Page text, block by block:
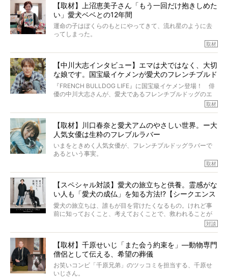
ところが、フレンチブルドッグの桃太郎は9歳で脳腫瘍を発
症し、なんと4年7ヶ月間も生き抜いたのです。旅立ったと
きの年齢は13歳と11ヶ月、レジェンド級のレジェンドでし
た。さらには、治療後3年間は一度も発作が起きなかったと
いいます。
この事実はフレンチブルドッグだけでなく、脳腫瘍と闘う
多くの犬たちに勇気と希望を与えるに違いありません。桃
太郎のオーナーである佐藤さんご夫婦に、治療の選択やケ
アについて詳しくお話しをうかがいました。
【取材】上沼恵美子さん「もう一回だけ抱きしめた
い」愛犬ベベとの12年間
運命の子はぼくらのもとにやってきて、流れ星のように去
ってしまった。
けれども、ぼくらはそのことについて考えたいし、泣き出
り添いたいと思う。
その悲しみをいますぐ解消することはできないが、話をき
いて、泣いたり笑ったりするのもいいだろう。
こんな子だった、こんなにいい子だった、ほんとうに愛し
ていたと。
ぼくらは上沼恵美子さんのご自宅へ伺って、お話をきこう
と思った。
取材
【中川大志インタビュー】エマは犬ではなく、大切
な娘です。国宝級イケメンが愛犬のフレンチブルド
ッグと一緒に登場
『FRENCH BULLDOG LIFE』に国宝級イケメン登場！ 俳
優の中川大志さんが、愛犬であるフレンチブルドッグのエ
マちゃん（2歳の女の子）にメロメロとの情報を聞きつけ、
中川さんを直撃。そのフレブル愛をたっぷり語っていただ
カエピソードが次から次へと飛び出しました。
取材
【取材】川口春奈と愛犬アムのやさしい世界。ー大
人気女優は生粋のフレブルラバー
いまをときめく人気女優が、フレンチブルドッグラバーで
あるという事実。
とりを目の当たりにするほどに、そのフレンチブルドッグ
愛がわたしたちのそれとまったく同じであることに、なん
だかうれしくなってしまったのでした。
春奈さんとアムちゃんのすてきな暮らしを、BUHI編集長の
小西がいつくしみながら、切り取らせていただきます。
取材
【スペシャル対談】愛犬の旅立ちと供養。霊感がな
い人も「愛犬の成仏」を知る方法!?【シークエンス
はやとも×PELI】
愛犬の旅立ちは、誰もが目を背けたくなるもの。けれど事
前に知っておくこと、考えておくことで、救われることが
力をもつお笑い芸人「シークエンスはやとも」さんに、愛
犬の旅立ちや供養についてインタビュー。
インタビュアー兼対談相手は、大の犬好きで心霊分野の知
識にも長けているPELIさん。
対談
【取材】千原せいじ「また会う約束を」―動物専門
僧侶として伝える、希望の葬儀
お笑いコンビ「千原兄弟」のツッコミを担当する、千原せ
いじさん。